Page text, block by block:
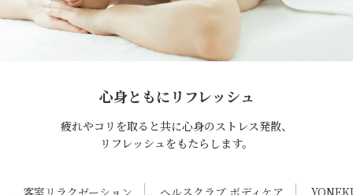
心身ともにリフレッシュ
疲れやコリを取ると共に心身のストレス発散、
リフレッシュをもたらします。
客室リラクゼーション
ヘルスクラブ ボディケア